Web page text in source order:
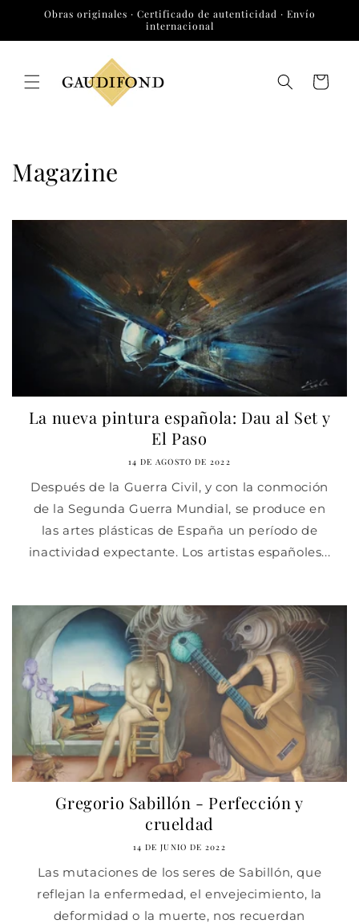
directamente
Obras originales · Certificado de autenticidad · Envío
internacional
Carrito
Magazine
La nueva pintura española: Dau al Set y
El Paso
14 DE AGOSTO DE 2022
Después de la Guerra Civil, y con la conmoción
de la Segunda Guerra Mundial, se produce en
las artes plásticas de España un período de
inactividad expectante. Los artistas españoles...
Gregorio Sabillón - Perfección y
crueldad
14 DE JUNIO DE 2022
Las mutaciones de los seres de Sabillón, que
reflejan la enfermedad, el envejecimiento, la
deformidad o la muerte, nos recuerdan